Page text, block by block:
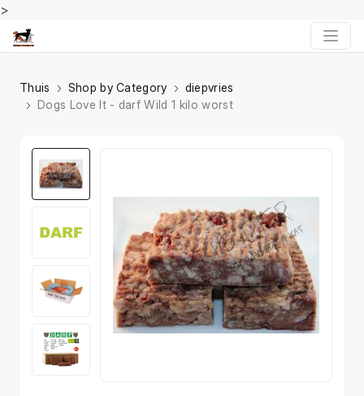
>
Thuis Shop by Category
diepvries
Dogs Love It - darf Wild 1 kilo worst